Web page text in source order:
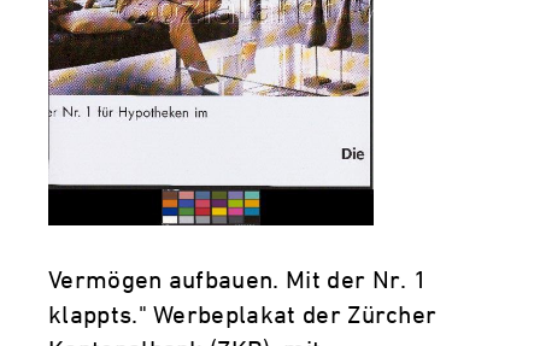
Vermögen aufbauen. Mit der Nr. 1
klappts." Werbeplakat der Zürcher